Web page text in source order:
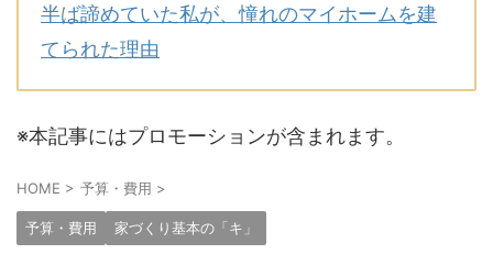
半ば諦めていた私が、憧れのマイホームを建
てられた理由
※本記事にはプロモーションが含まれます。
HOME > 予算・費用 >
予算・費用 家づくり基本の「キ」